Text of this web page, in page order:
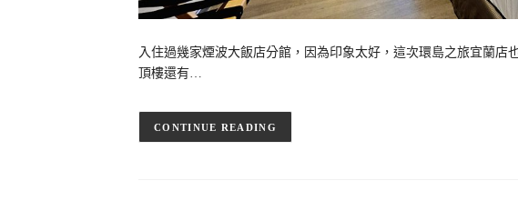
入住過幾家煙波大飯店分館，因為印象太好，這次環島之旅宜蘭店
頂樓還有…
CONTINUE READING